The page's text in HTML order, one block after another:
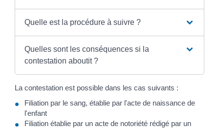
Quelle est la procédure à suivre ?
Quelles sont les conséquences si la
contestation aboutit ?
La contestation est possible dans les cas suivants :
Filiation par le sang, établie par l'acte de naissance de
l'enfant
Filiation établie par un acte de notoriété rédigé par un